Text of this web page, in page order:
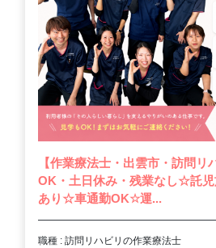
【作業療法士・出雲市・訪問リ
OK・土日休み・残業なし☆託
あり☆車通勤OK☆運...
職種 : 訪問リハビリの作業療法士